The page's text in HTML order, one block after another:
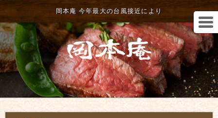
岡本庵 今年最大の台風接近により